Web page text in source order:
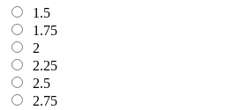
1.5
1.75
2
2.25
2.5
2.75